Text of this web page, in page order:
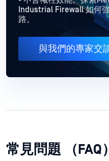
Industrial Firewall 如何
路。
與我們的專家交
常見問題 （FAQ）